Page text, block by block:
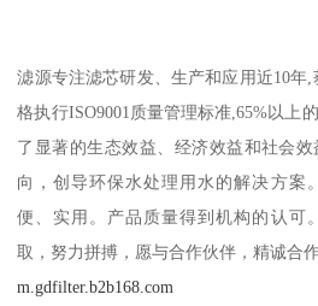
滤源专注滤芯研发、生产和应用近10年
格执行ISO9001质量管理标准,65%以上
了显著的生态效益、经济效益和社会
向，创导环保水处理用水的解决方案
便、实用。产品质量得到机构的认可
取，努力拼搏，愿与合作伙伴，精诚合
m.gdfilter.b2b168.com